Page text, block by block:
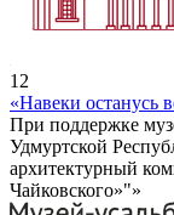
12
«Навеки останусь
При поддержке
Удмуртской
архитектурный
Чайковского»"»